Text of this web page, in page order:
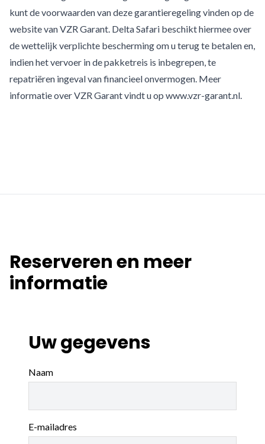
kunt de voorwaarden van deze garantieregeling vinden op de
website van VZR Garant. Delta Safari beschikt hiermee over
de wettelijk verplichte bescherming om u terug te betalen en,
indien het vervoer in de pakketreis is inbegrepen, te
repatriëren ingeval van financieel onvermogen. Meer
informatie over VZR Garant vindt u op www.vzr-garant.nl.
Reserveren en meer
informatie
Uw gegevens
Naam
E-mailadres